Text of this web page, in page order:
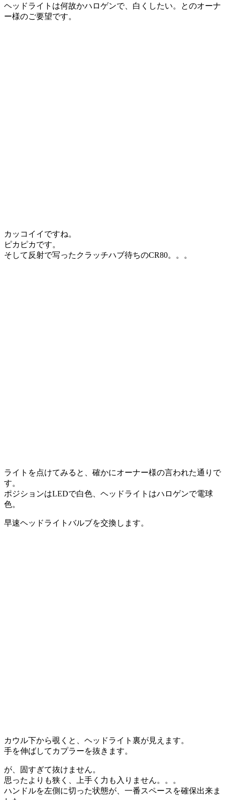
ヘッドライトは何故かハロゲンで、白くしたい。とのオーナ
ー様のご要望です。
カッコイイですね。
ピカピカです。
そして反射で写ったクラッチハブ待ちのCR80。。。
ライトを点けてみると、確かにオーナー様の言われた通りで
す。
ポジションはLEDで白色、ヘッドライトはハロゲンで電球
色。
早速ヘッドライトバルブを交換します。
カウル下から覗くと、ヘッドライト裏が見えます。
手を伸ばしてカプラーを抜きます。
が、固すぎて抜けません。
思ったよりも狭く、上手く力も入りません。。。
ハンドルを左側に切った状態が、一番スペースを確保出来ま